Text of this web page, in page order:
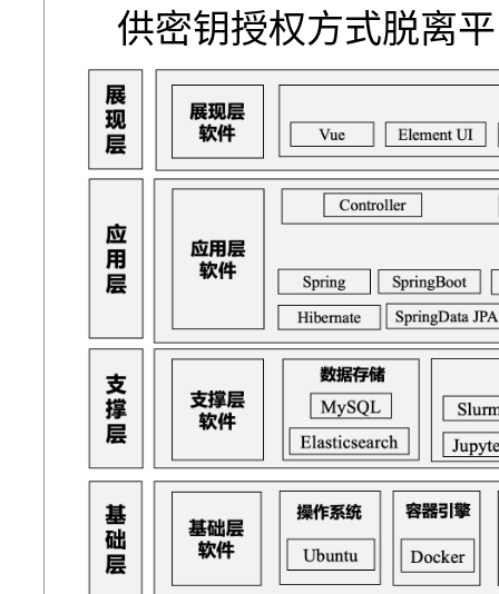
供密钥授权⽅式脱离